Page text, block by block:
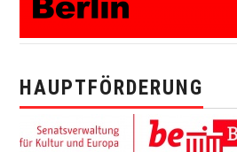
HAUPTFÖRDERUNG